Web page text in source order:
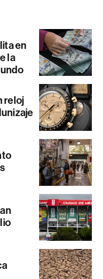
en
la
reloj